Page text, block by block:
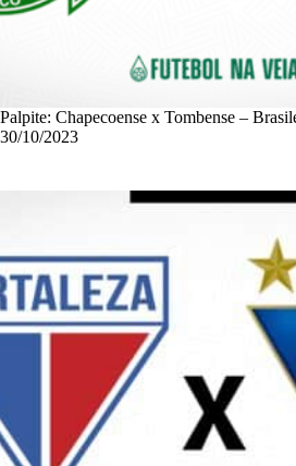
Palpite: Chapecoense x Tombense –
30/10/2023